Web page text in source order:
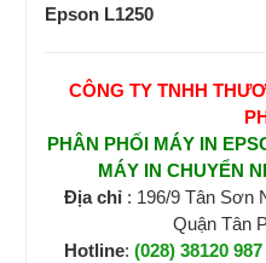
Epson L1250
CÔNG TY TNHH
PHÂN PHỐI MÁY IN
MÁY IN CHUYỂN
Địa chỉ : 196/9 Tân Sơn
Quận Tân
Hotline: (028) 38120 987